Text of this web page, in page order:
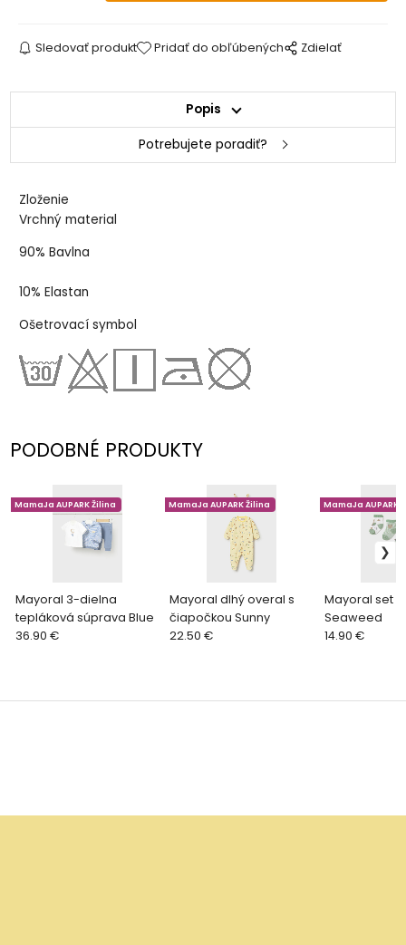
Sledovať produkt Pridať do obľúbených Zdielať
Popis
Potrebujete poradiť?
Zloženie
Vrchný material
90% Bavlna
10% Elastan
Ošetrovací symbol
PODOBNÉ PRODUKTY
Mayoral 3-dielna
tepláková súprava Blue
MamaJa AUPARK Žilina
36.90 €
Mayoral dlhý overal s
čiapočkou Sunny
MamaJa AUPARK Žilina
22.50 €
Mayoral set
Seaweed
MamaJa AUPARK
14.90 €